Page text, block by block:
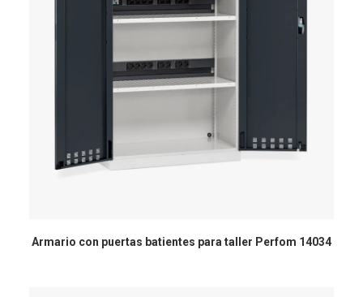
Armario con puertas batientes para taller Perfom 14034